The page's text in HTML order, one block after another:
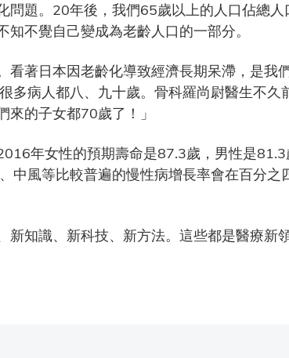
問題。20年後，我們65歲以上的人口佔總
不覺自己變成為老齡人口的一部分。
看著日本因老齡化導致經濟長期呆滯，是
多病人都八、九十歲。骨科羅尚尉醫生不
來的子女都70歲了！」
年女性的預期壽命是87.3歲，男性是
中風等比較普遍的慢性病增長率會在百分
知識、新科技、新方法。這些都是醫療新領